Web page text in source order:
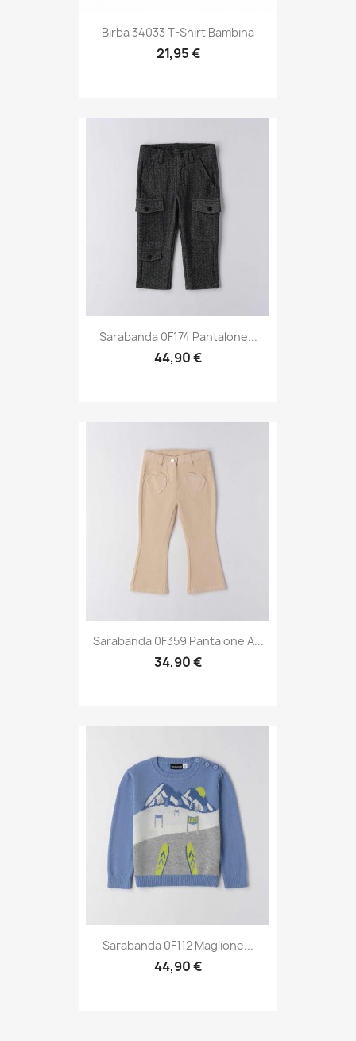
Birba 34033 T-Shirt Bambina
21,95 €
Sarabanda 0F174 Pantalone...
44,90 €
Sarabanda 0F359 Pantalone A...
34,90 €
Sarabanda 0F112 Maglione...
44,90 €